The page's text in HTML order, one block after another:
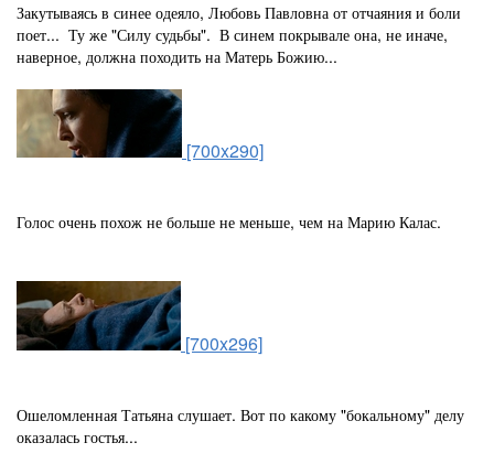
Закутываясь в синее одеяло, Любовь Павловна от отчаяния и боли
поет... Ту же "Силу судьбы". В синем покрывале она, не иначе,
наверное, должна походить на Матерь Божию...
[700x290]
Голос очень похож не больше не меньше, чем на Марию Калас.
[700x296]
Ошеломленная Татьяна слушает. Вот по какому "бокальному" делу
оказалась гостья...